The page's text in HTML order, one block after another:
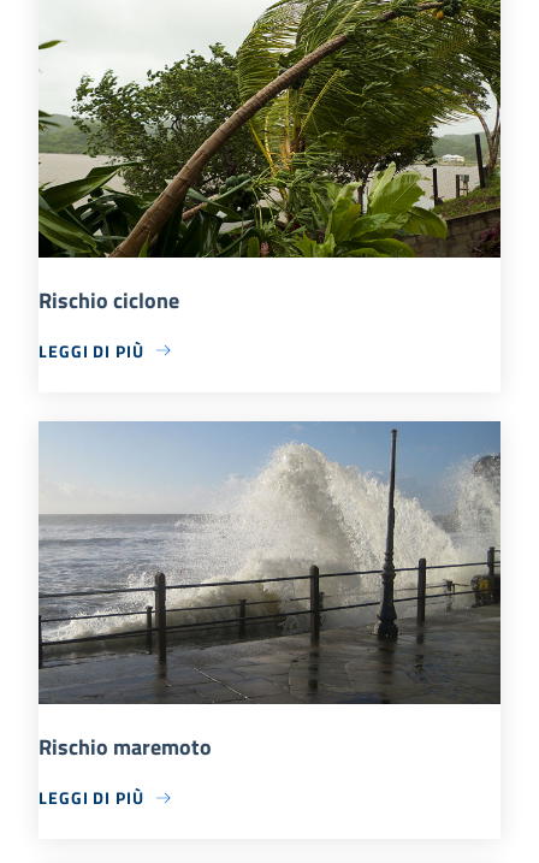
Rischio ciclone
LEGGI DI PIÙ
Rischio maremoto
LEGGI DI PIÙ